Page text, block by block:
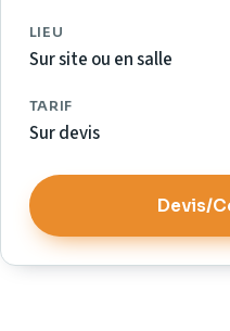
LIEU
Sur site ou en salle
TARIF
Sur devis
Devis/